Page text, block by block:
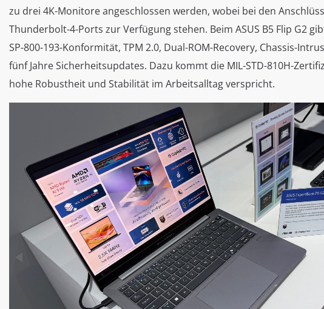
zu drei 4K-Monitore angeschlossen werden, wobei bei den
Thunderbolt-4-Ports zur Verfügung stehen. Beim ASUS B5 Flip G2
SP-800-193-Konformität, TPM 2.0, Dual-ROM-Recovery, Chassis-
fünf Jahre Sicherheitsupdates. Dazu kommt die MIL-STD-810H-
hohe Robustheit und Stabilität im Arbeitsalltag verspricht.